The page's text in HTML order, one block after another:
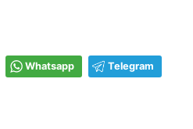
Whatsapp Telegram